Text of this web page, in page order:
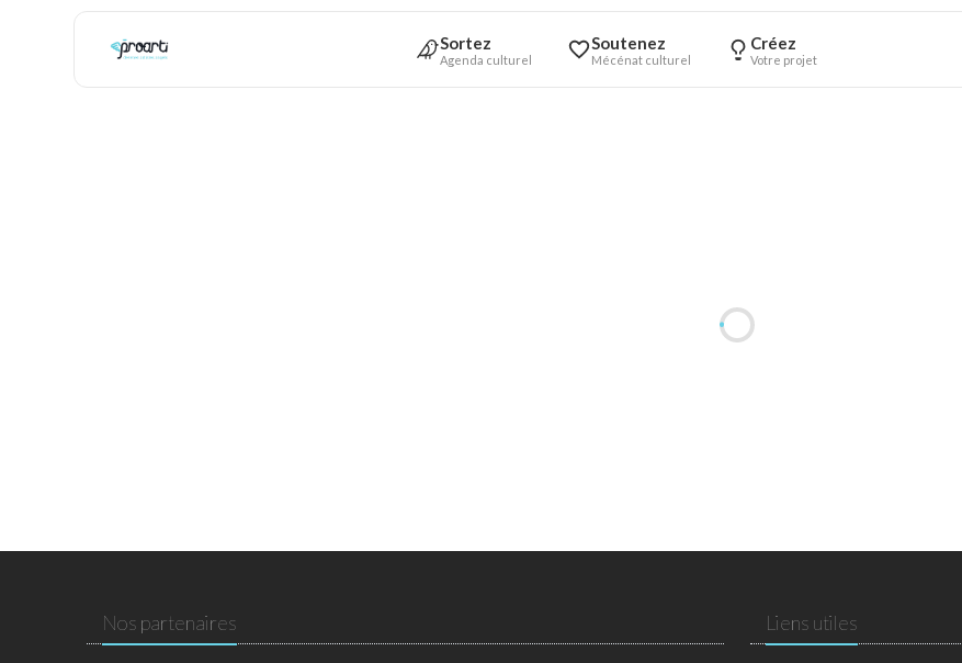
Sortez
Agenda culturel
Soutenez
Mécénat culturel
Créez
Votre projet
Nos partenaires Liens utiles